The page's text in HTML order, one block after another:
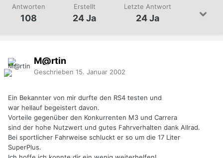
Antworten
108
Erstellt
24 Ja
Letzte Antwort
24 Ja
M@rtin
Geschrieben 15. Januar 2002
Ein Bekannter von mir durfte den RS4 testen und
war hellauf begeistert davon.
Vorteile gegenüber den Konkurrenten M3 und Carrera
sind der hohe Nutzwert und gutes Fahrverhalten dank Allrad.
Bei sportlicher Fahrweise schluckt er so um die 17 Liter
SuperPlus.